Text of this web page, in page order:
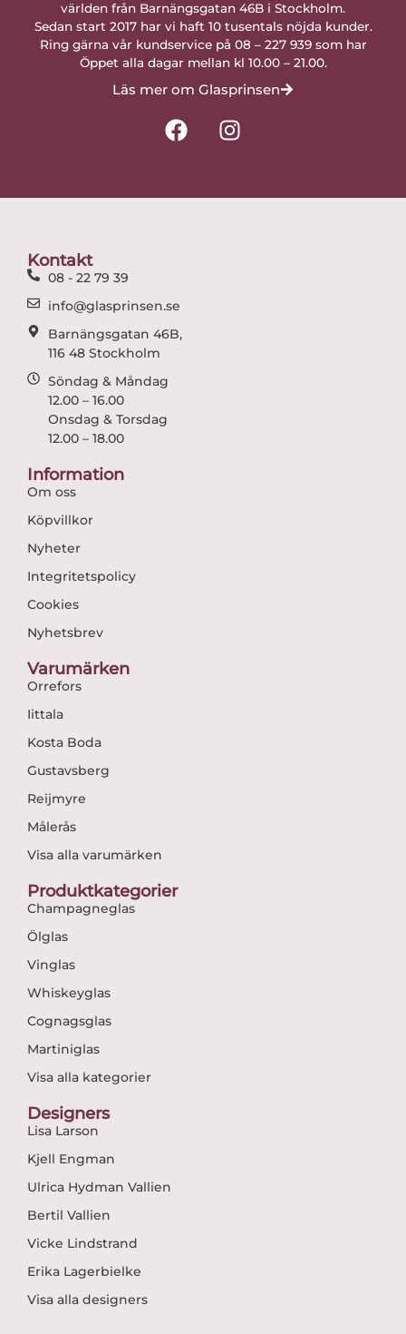
världen från Barnängsgatan 46B i Stockholm.
Sedan start 2017 har vi haft 10 tusentals nöjda kunder.
Ring gärna vår kundservice på 08 – 227 939 som har
Öppet alla dagar mellan kl 10.00 – 21.00.
Läs mer om Glasprinsen
F
a
I
n
Kontakt
08 - 22 79 39
info@glasprinsen.se
Barnängsgatan 46B,
116 48 Stockholm
Söndag & Måndag
12.00 – 16.00
Onsdag & Torsdag
12.00 – 18.00
Information
Om oss
Köpvillkor
Nyheter
Integritetspolicy
Cookies
Nyhetsbrev
Varumärken
Orrefors
Iittala
Kosta Boda
Gustavsberg
Reijmyre
Målerås
Visa alla varumärken
Produktkategorier
Champagneglas
Ölglas
Vinglas
Whiskeyglas
Cognagsglas
Martiniglas
Visa alla kategorier
Designers
Lisa Larson
Kjell Engman
Ulrica Hydman Vallien
Bertil Vallien
Vicke Lindstrand
Erika Lagerbielke
Visa alla designers